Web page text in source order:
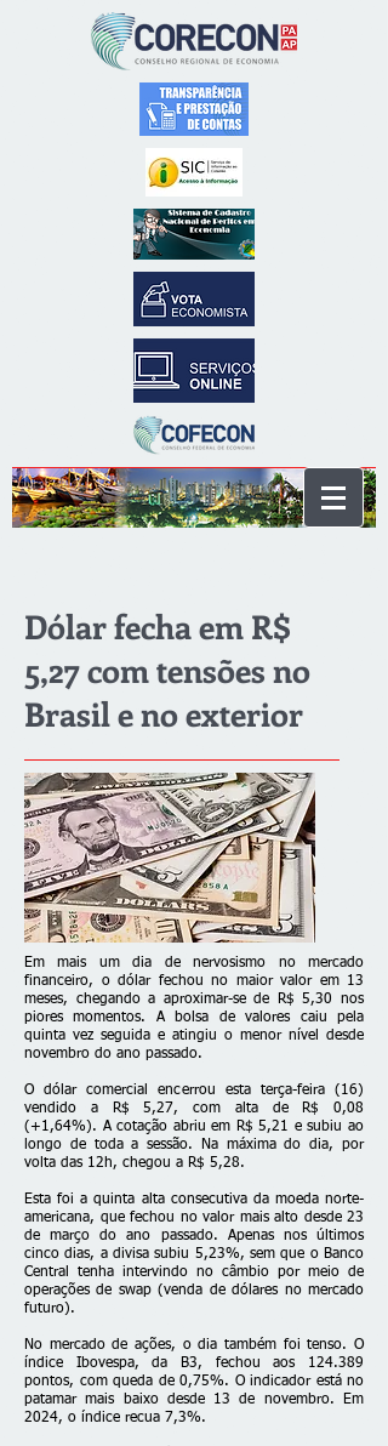
Dólar fecha em R$
5,27 com tensões no
Brasil e no exterior
Em mais um dia de nervosismo no mercado
financeiro, o dólar fechou no maior valor em 13
meses, chegando a aproximar-se de R$ 5,30 nos
piores momentos. A bolsa de valores caiu pela
quinta vez seguida e atingiu o menor nível desde
novembro do ano passado.
O dólar comercial encerrou esta terça-feira (16)
vendido a R$ 5,27, com alta de R$ 0,08
(+1,64%). A cotação abriu em R$ 5,21 e subiu ao
longo de toda a sessão. Na máxima do dia, por
volta das 12h, chegou a R$ 5,28.
Esta foi a quinta alta consecutiva da moeda norte-
americana, que fechou no valor mais alto desde 23
de março do ano passado. Apenas nos últimos
cinco dias, a divisa subiu 5,23%, sem que o Banco
Central tenha intervindo no câmbio por meio de
operações de swap (venda de dólares no mercado
futuro).
No mercado de ações, o dia também foi tenso. O
índice Ibovespa, da B3, fechou aos 124.389
pontos, com queda de 0,75%. O indicador está no
patamar mais baixo desde 13 de novembro. Em
2024, o índice recua 7,3%.